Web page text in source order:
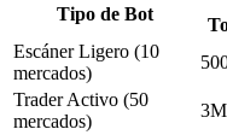
Tipo de Bot
Escáner Ligero (10
mercados)
Trader Activo (50
mercados)
3M